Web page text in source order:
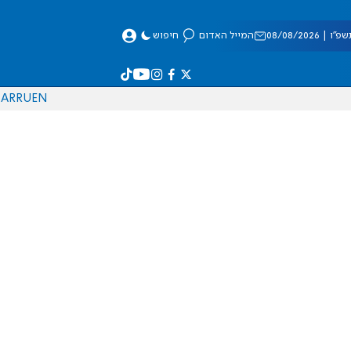
08/2026 המייל האדום חיפוש
EN
RU
AR